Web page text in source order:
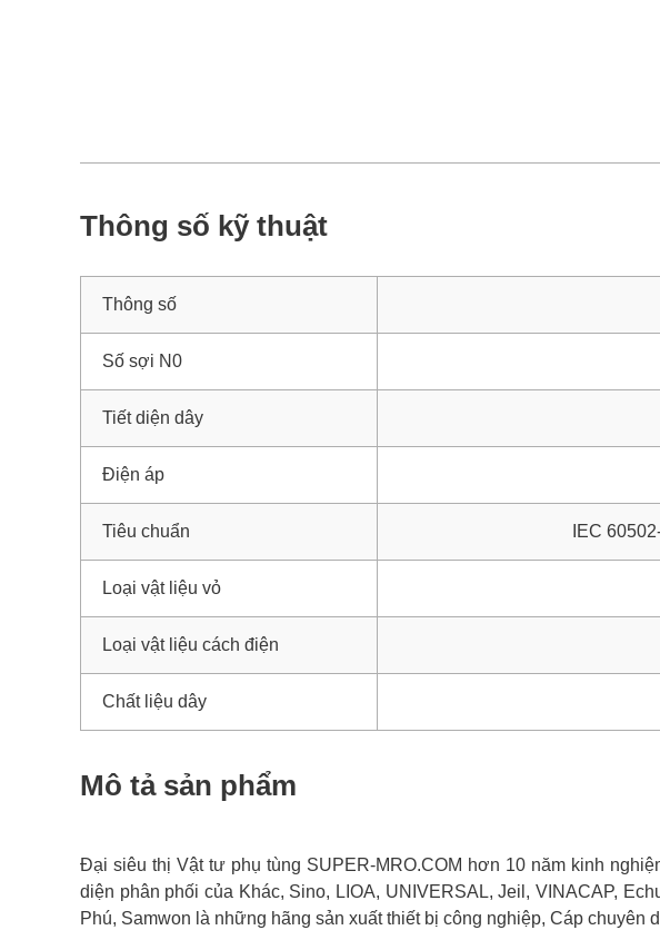
Thông số kỹ thuật
Thông số
Số sợi N0
Tiết diện dây
Điện áp
Tiêu chuẩn IEC
Loại vật liệu vỏ
Loại vật liệu cách điện
Chất liệu dây
Mô tả sản phẩm
Đại siêu thị Vật tư phụ tùng SUPER-MRO.COM hơn 10 năm kinh
diện phân phối của Khác, Sino, LIOA, UNIVERSAL, Jeil, VINACAP,
Phú, Samwon là những hãng sản xuất thiết bị công nghiệp, Cáp chuyên